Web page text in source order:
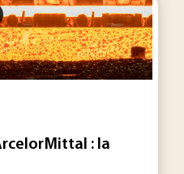
: la